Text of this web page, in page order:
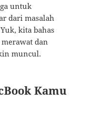
untuk
dari masalah
kita bahas
dan
muncul.
Kamu